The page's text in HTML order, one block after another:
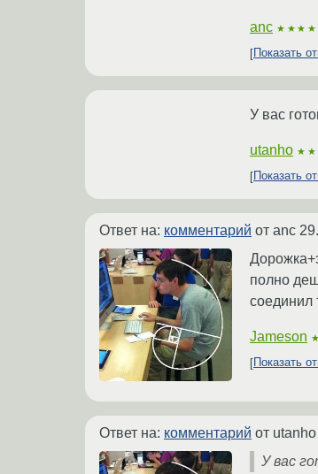
anc
Показать
У вас
utanho
Показать
Ответ на: комментарий от anc
полно
соединил
Jameson
Показать
Ответ на: комментарий от utanho
У вас